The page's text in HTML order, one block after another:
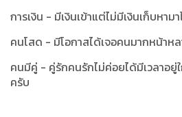
การเงิน - มีเงินเข้าแต่ไม่มีเงินเก็บหาม
คนโสด - มีโอกาสได้เจอคนมากหน้าห
คนมีคู่ - คู่รักคนรักไม่ค่อยได้มีเวลาอ
ครับ